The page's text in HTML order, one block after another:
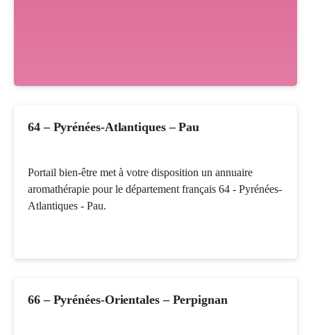
64 – Pyrénées-Atlantiques – Pau
Portail bien-être met à votre disposition un annuaire
aromathérapie pour le département français 64 - Pyrénées-
Atlantiques - Pau.
66 – Pyrénées-Orientales – Perpignan